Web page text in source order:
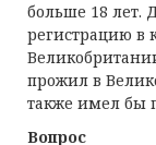
больше 18 лет.
регистрацию в
прожил в
также имел бы
Вопрос